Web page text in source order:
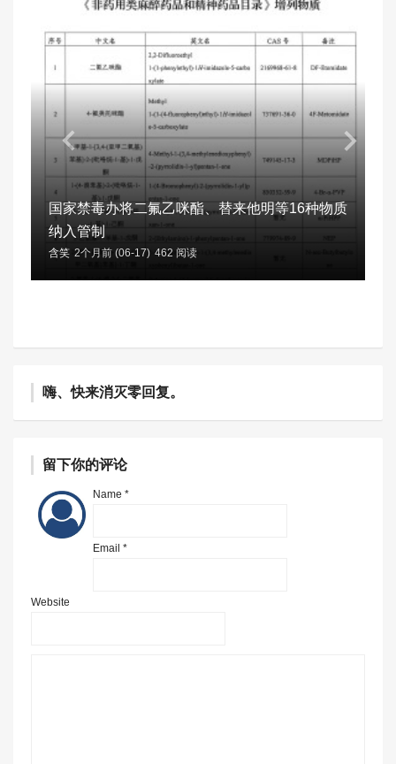
国家禁毒办将二氟乙咪酯、替来他明等16种物质
纳入管制
含笑 2个月前 (06-17) 462 阅读
嗨、快来消灭零回复。
留下你的评论
Name *
Email *
Website